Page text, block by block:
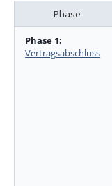
Phase
Phase 1:
Vertragsabschluss